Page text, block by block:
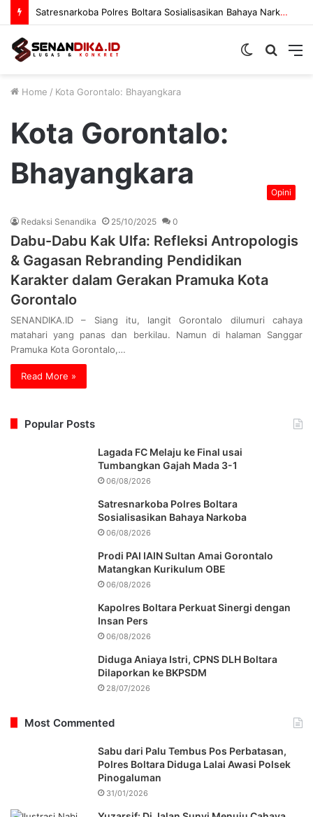
Satresnarkoba Polres Boltara Sosialisasikan Bahaya Narkoba
Search
Switch
Home / Kota Gorontalo: Bhayangkara
Kota Gorontalo:
Bhayangkara
Opini
Redaksi Senandika 25/10/2025 0
Dabu-Dabu Kak Ulfa: Refleksi Antropologis
& Gagasan Rebranding Pendidikan
Karakter dalam Gerakan Pramuka Kota
Gorontalo
SENANDIKA.ID – Siang itu, langit Gorontalo dilumuri cahaya
matahari yang panas dan berkilau. Namun di halaman Sanggar
Pramuka Kota Gorontalo,…
Read More »
Popular Posts
Lagada FC Melaju ke Final usai
Tumbangkan Gajah Mada 3-1
06/08/2026
Satresnarkoba Polres Boltara
Sosialisasikan Bahaya Narkoba
06/08/2026
Prodi PAI IAIN Sultan Amai Gorontalo
Matangkan Kurikulum OBE
06/08/2026
Kapolres Boltara Perkuat Sinergi dengan
Insan Pers
06/08/2026
Diduga Aniaya Istri, CPNS DLH Boltara
Dilaporkan ke BKPSDM
28/07/2026
Most Commented
Sabu dari Palu Tembus Pos Perbatasan,
Polres Boltara Diduga Lalai Awasi Polsek
Pinogaluman
31/01/2026